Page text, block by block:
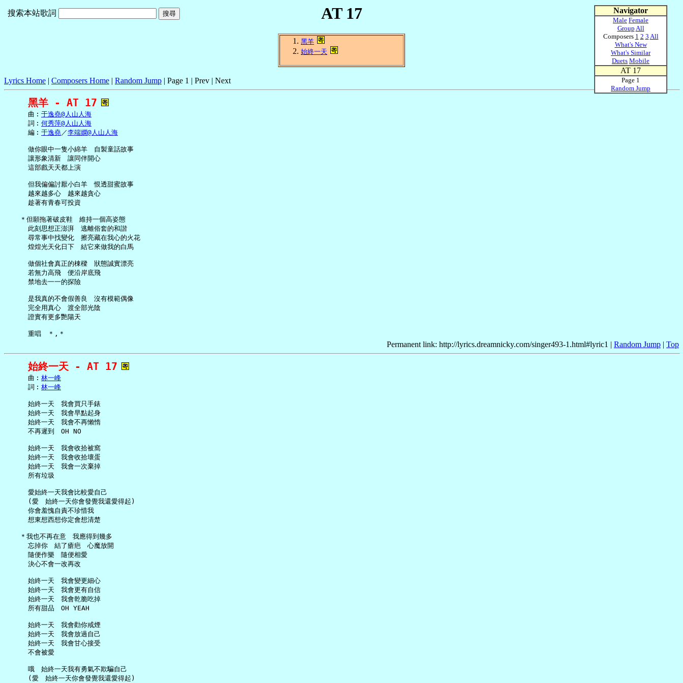
AT 17
搜索本站歌詞
黑羊
始終一天
Lyrics Home | Composers Home | Random Jump | Page 1 | Prev | Next
黑羊 - AT 17
     曲︰
于逸堯@人山人海
     詞︰
何秀萍@人山人海
     編︰
于逸堯／李端嫻@人山人海
     做你眼中一隻小綿羊　自製童話故事
     讓形象清新　讓同伴開心
     這部戲天天都上演
     但我偏偏討厭小白羊　恨透甜蜜故事
     越來越多心　越來越貪心
     趁著有青春可投資
   ＊但願拖著破皮鞋　維持一個高姿態
     此刻思想正澎湃　逃離俗套的和諧
     尋常事中找變化　擦亮藏在我心的火花
     煌煌光天化日下　結它來做我的白馬
     做個社會真正的棟樑　狀態誠實漂亮
     若無力高飛　便沿岸底飛
     禁地去一一的探險
     是我真的不會假善良　沒有模範偶像
     完全用真心　渡全部光陰
     證實有更多艷陽天
Permanent link: http://lyrics.dreamnicky.com/singer493-1.html#lyric1 | Random Jump | Top
始終一天 - AT 17
     曲︰
林一峰
     詞︰
林一峰
     始終一天　我會買只手錶
     始終一天　我會早點起身
     始終一天　我會不再懶惰
     不再遲到　OH NO
     始終一天　我會收拾被窩
     始終一天　我會收拾壞蛋
     始終一天　我會一次棄掉
     所有垃圾
     愛始終一天我會比較愛自己
     (愛　始終一天你會發覺我還愛得起)
     你會羞愧自責不珍惜我
     想東想西想你定會想清楚
   ＊我也不再在意　我應得到幾多
     忘掉你　結了瘡疤　心魔放開
     隨便作樂　隨便相愛
     決心不會一改再改
     始終一天　我會變更細心
     始終一天　我會更有自信
     始終一天　我會乾脆吃掉
     所有甜品　OH YEAH
     始終一天　我會勸你戒煙
     始終一天　我會放過自己
     始終一天　我會甘心接受
     不會被愛
     哦　始終一天我有勇氣不欺騙自己
     (愛　始終一天你會發覺我還愛得起)
Navigator
Male Female
Group All
Composers 1 2 3 All
What's New
What's Similar
Duets Mobile
AT 17
Page 1
Random Jump